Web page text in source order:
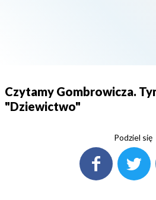
Czytamy Gombrowicza.
"Dziewictwo"
Podziel się